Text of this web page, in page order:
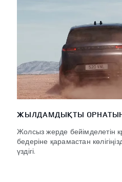
ЖЫЛДАМДЫҚТЫ
Жолсыз жерде бейімделетін
бедеріне қарамастан
үздігі.